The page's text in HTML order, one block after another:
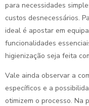
para necessidades
custos desnecessários.
ideal é apostar em
funcionalidades
higienização seja feita
Vale ainda observar a
específicos e a
otimizem o processo. Na